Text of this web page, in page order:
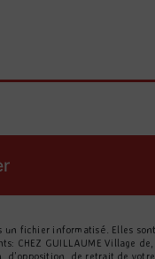
fichier informatisé. Elles
CHEZ GUILLAUME Village